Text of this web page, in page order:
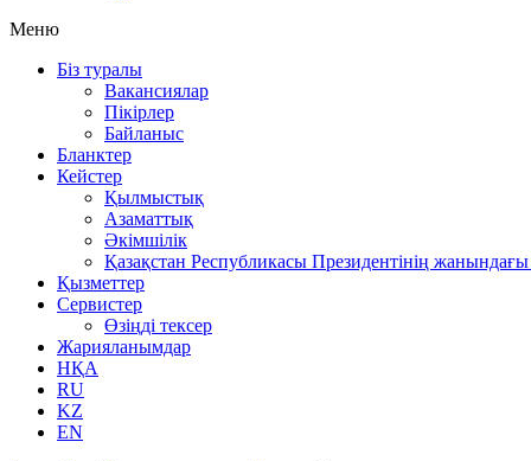
Меню
Біз туралы
Вакансиялар
Пікірлер
Байланыс
Бланктер
Кейстер
Қылмыстық
Азаматтық
Әкімшілік
Қазақстан Республикасы Президентінің
Қызметтер
Сервистер
Өзіңді тексер
Жарияланымдар
НҚА
RU
KZ
EN